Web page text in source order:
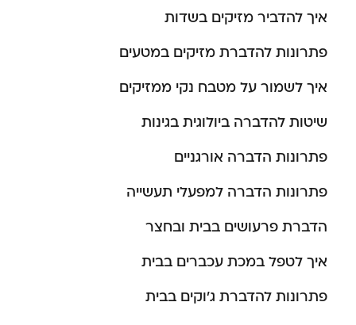
איך להדביר מזיקים בשדות
פתרונות להדברת מזיקים במטעים
איך לשמור על מטבח נקי ממזיקים
שיטות להדברה ביולוגית בגינות
פתרונות הדברה אורגניים
פתרונות הדברה למפעלי תעשייה
הדברת פרעושים בבית ובחצר
איך לטפל במכת עכברים בבית
פתרונות להדברת ג’וקים בבית